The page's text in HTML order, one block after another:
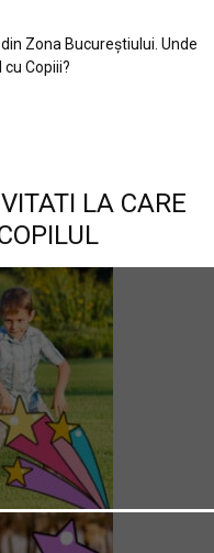
Zona Bucureştiului. Unde
Copiii?
LA CARE